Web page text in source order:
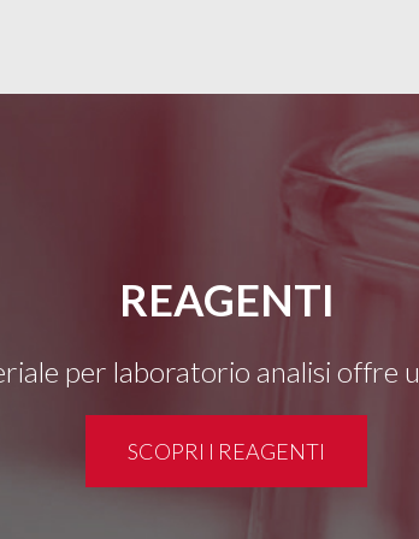
REAGENTI
per laboratorio analisi offre
SCOPRI I REAGENTI